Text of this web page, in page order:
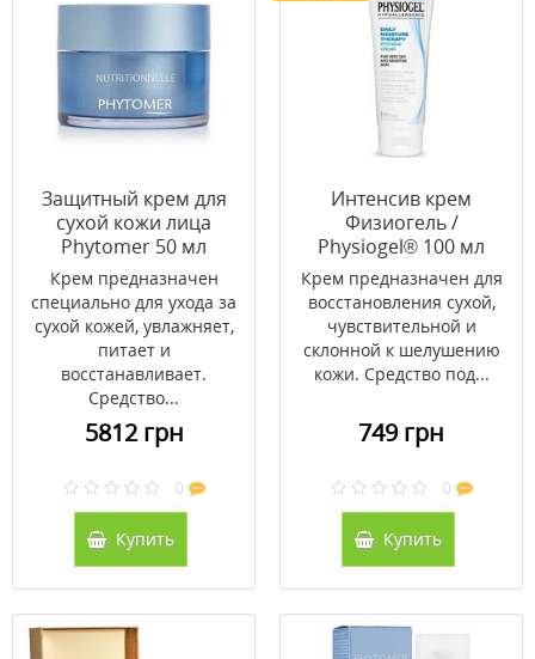
Защитный крем для
сухой кожи лица
Phytomer 50 мл
Крем предназначен
специально для ухода за
сухой кожей, увлажняет,
питает и
восстанавливает.
Средство...
5812 грн
0
Купить
Интенсив крем
Физиогель /
Physiogel® 100 мл
Крем предназначен для
восстановления сухой,
чувствительной и
склонной к шелушению
кожи. Средство под...
749 грн
0
Купить